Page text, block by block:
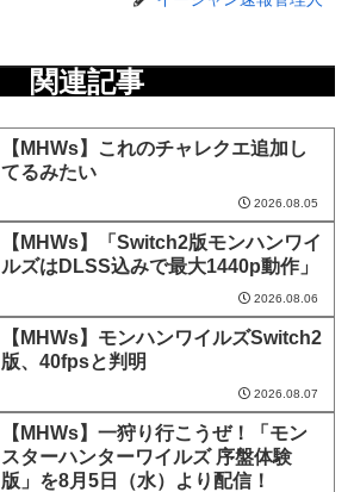
関連記事
【MHWs】これのチャレクエ追加し
てるみたい
2026.08.05
【MHWs】「Switch2版モンハンワイ
ルズはDLSS込みで最大1440p動作」
2026.08.06
【MHWs】モンハンワイルズSwitch2
版、40fpsと判明
2026.08.07
【MHWs】一狩り行こうぜ！「モン
スターハンターワイルズ 序盤体験
版」を8月5日（水）より配信！